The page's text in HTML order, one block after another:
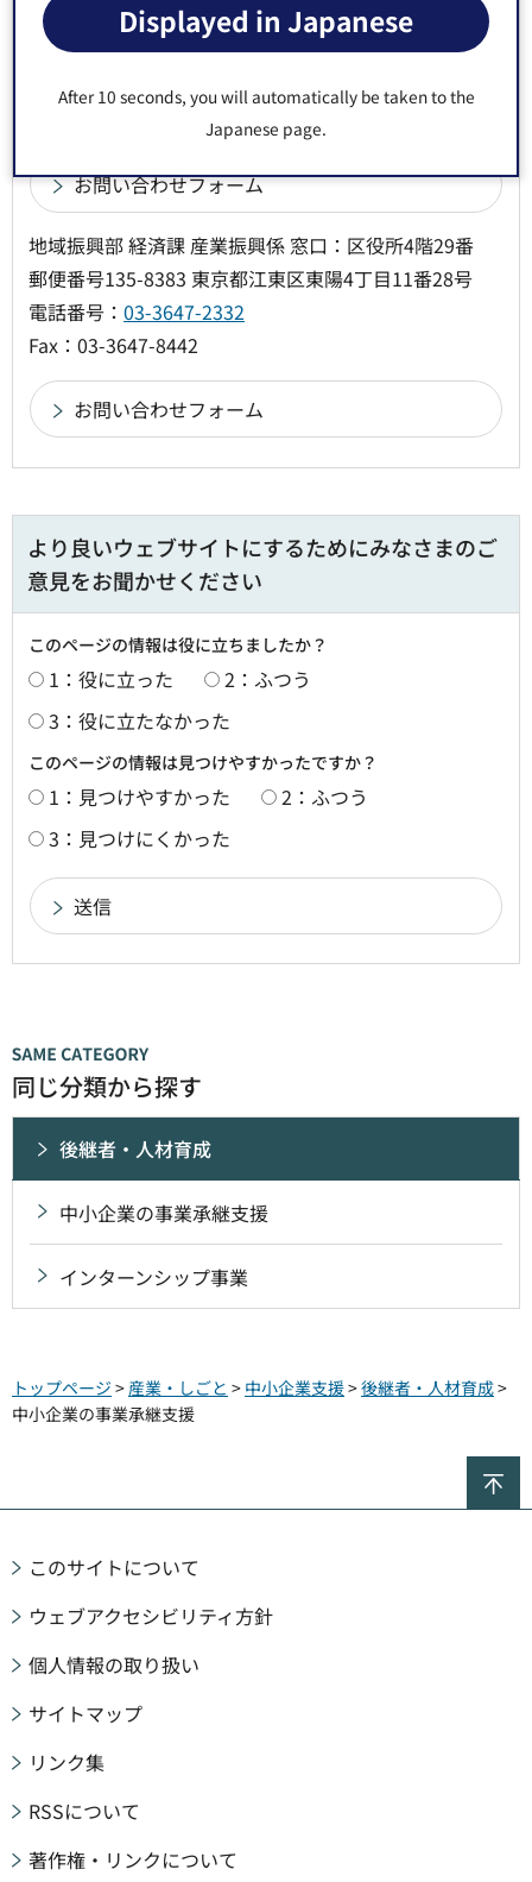
Displayed in Japanese
After 10 seconds, you will automatically be taken to the
Japanese page.
地域振興部 経済課 融資相談係 窓口：区役所4階28番
郵便番号135-8383 東京都江東区東陽4丁目11番28号
電話番号：03-3647-2331
地域振興部 経済課 産業振興係 窓口：区役所4階29番
郵便番号135-8383 東京都江東区東陽4丁目11番28号
電話番号： 03-3647-2332
Fax：03-3647-8442
より良いウェブサイトにするためにみなさまのご
意見をお聞かせください
このページの情報は役に立ちましたか？
1：役に立った
2：ふつう
3：役に立たなかった
このページの情報は見つけやすかったですか？
1：見つけやすかった
2：ふつう
3：見つけにくかった
同じ分類から探す
後継者・人材育成
中小企業の事業承継支援
インターンシップ事業
トップページ > 産業・しごと > 中小企業支援>後継者・人材育成>
中小企業の事業承継支援
このサイトについて
ウェブアクセシビリティ方針
個人情報の取り扱い
サイトマップ
リンク集
RSSについて
著作権・リンクについて